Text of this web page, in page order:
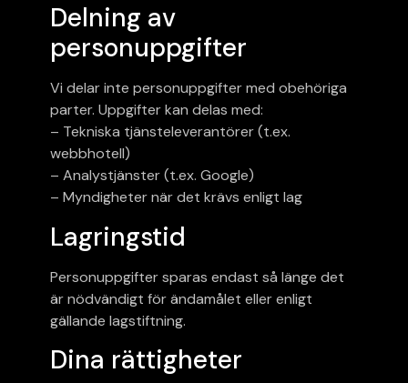
Delning av
personuppgifter
Vi delar inte personuppgifter med obehöriga
parter. Uppgifter kan delas med:
– Tekniska tjänsteleverantörer (t.ex.
webbhotell)
– Analystjänster (t.ex. Google)
– Myndigheter när det krävs enligt lag
Lagringstid
Personuppgifter sparas endast så länge det
är nödvändigt för ändamålet eller enligt
gällande lagstiftning.
Dina rättigheter